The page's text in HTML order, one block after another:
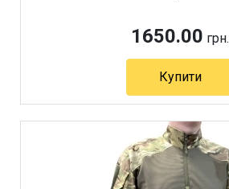
1650.00 грн.
Купити